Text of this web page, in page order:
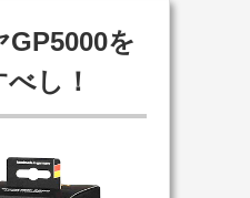
GP5000を
し！